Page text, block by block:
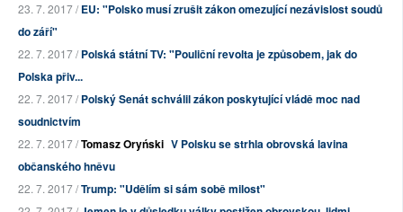
23. 7. 2017 /EU: "Polsko musí zrušit zákon omezující nezávislost soudů
do září"
22. 7. 2017 /Polská státní TV: "Pouliční revolta je způsobem, jak do
Polska přiv...
22. 7. 2017 /Polský Senát schválil zákon poskytující vládě moc nad
soudnictvím
22. 7. 2017 /Tomasz Oryński V Polsku se strhla obrovská lavina
občanského hněvu
22. 7. 2017 /Trump: "Udělím si sám sobě milost"